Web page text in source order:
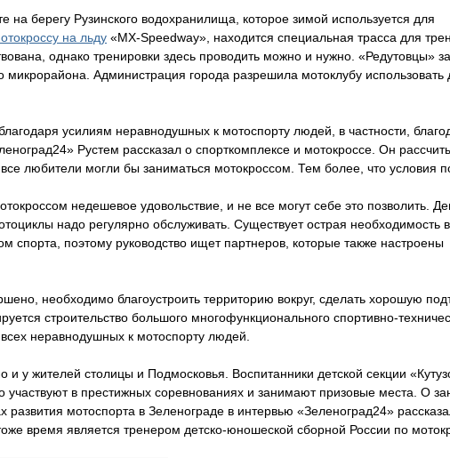
на берегу Рузинского водохранилища, которое зимой используется для
на льду «MX-Speedway», находится специальная трасса для
однако тренировки здесь проводить можно и нужно. «Редутовцы»
Администрация города разрешила мотоклубу использовать
усилиям неравнодушных к мотоспорту людей, в частности,
Рустем рассказал о спорткомплексе и мотокроссе. Он
любители могли бы заниматься мотокроссом. Тем более, что условия
недешевое удовольствие, и не все могут себе это позволить.
надо регулярно обслуживать. Существует острая необходимость в
поэтому руководство ищет партнеров, которые также настроены
необходимо благоустроить территорию вокруг, сделать хорошую
строительство большого многофункционального спортивно-
неравнодушных к мотоспорту людей.
у жителей столицы и Подмосковья. Воспитанники детской секции
участвуют в престижных соревнованиях и занимают призовые места. О
мотоспорта в Зеленограде в интервью «Зеленоград24»
время является тренером детско-юношеской сборной России по